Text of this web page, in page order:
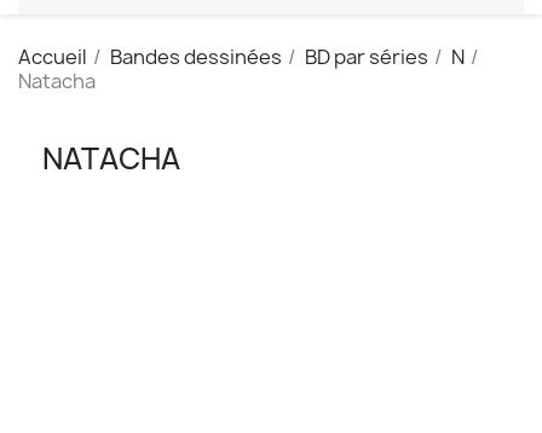
Accueil Bandes dessinées BD par séries
N
Natacha
NATACHA